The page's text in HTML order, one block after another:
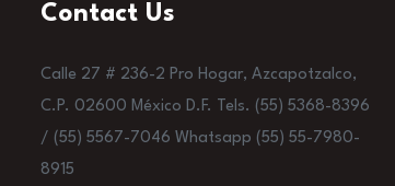
Contact Us
Calle 27 # 236-2 Pro Hogar, Azcapotzalco,
C.P. 02600 México D.F. Tels. (55) 5368-8396
/ (55) 5567-7046 Whatsapp (55) 55-7980-
8915